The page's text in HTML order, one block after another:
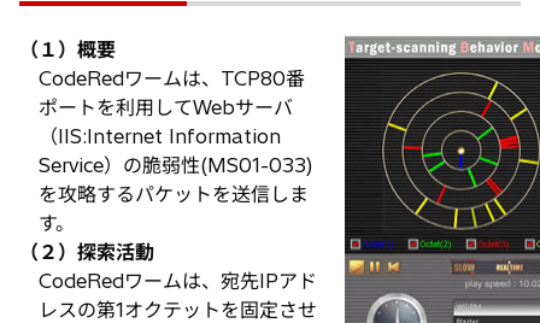
で
開
く
（１）概要
CodeRedワームは、TCP80番
ポートを利用してWebサーバ
（IIS:Internet Information
Service）の脆弱性(MS01-033)
を攻略するパケットを送信しま
す。
（２）探索活動
CodeRedワームは、宛先IPアド
レスの第1オクテットを固定させ